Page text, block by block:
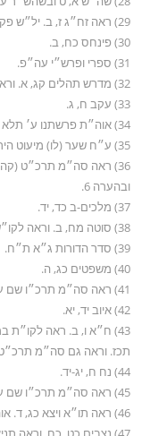
29) ראה זח״ג ז, ב. יל״ש פקודי רמז תיח.
30) פינחס כח, ב.
31) ספרי ופרש״י עה״פ.
32) מדרש תהלים קג, א. וראה ויק״ר פ״ד, ח.
33) עקב ח, ג.
34) אוה״ת פרשתנו ע׳ תלא ואילך. ועוד.
35) ע״ח שער (לו) מיעוט הירח פ״ב.
ובהערה 6.
37) מלכים-ב כד, יד.
38) סוטה מח, ב. וראה לקו״ש ח״כ ע׳ 97.
39) סדר הדורות ג״א ת״ח.
40) משפטים כג, ה.
41) ראה סה״מ תרכ״ו שם ע׳ קצט.
42) איוב יד, יא.
43) ח״א ו, ב. ראה
תכז. וראה גם סה״מ
44) נח ח, יג-יד.
45) ראה סה״מ תרכ״ו שם ע׳ רב ואילך.
46) ראה תו״א ויצא כג, ד. אוה״ת פ׳ ראה ע׳ תתה ואילך.